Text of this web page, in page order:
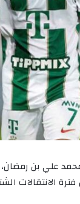
علي بن رمضان،
الانتقالات